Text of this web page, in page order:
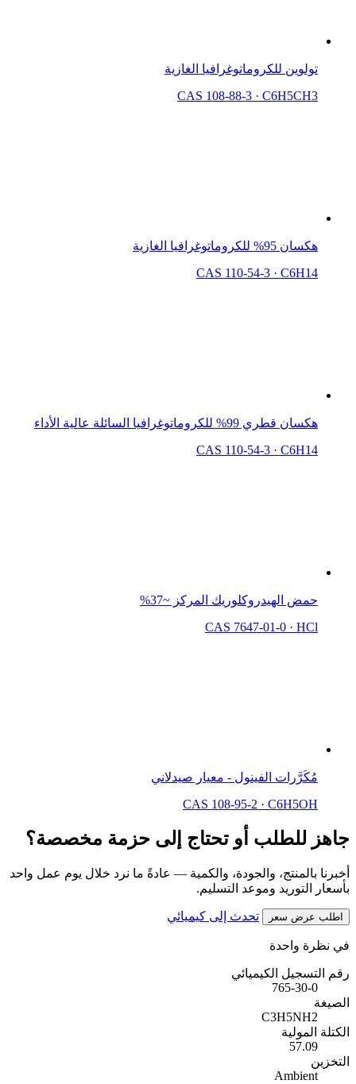
تولوين للكروماتوغرافيا الغازية
CAS 108-88-3 · C6H5CH3
هكسان 95% للكروماتوغرافيا الغازية
CAS 110-54-3 · C6H14
هكسان قطري 99% للكروماتوغرافيا السائلة عالية الأداء
CAS 110-54-3 · C6H14
حمض الهيدروكلوريك المركز ~37%
CAS 7647-01-0 · HCl
مُكَرَّرات الفينول - معيار صيدلاني
CAS 108-95-2 · C6H5OH
جاهز للطلب أو تحتاج إلى حزمة مخصصة؟
أخبرنا بالمنتج، والجودة، والكمية — عادةً ما نرد خلال يوم عمل واحد
بأسعار التوريد وموعد التسليم.
اطلب عرض سعر تحدث إلى كيميائي
في نظرة واحدة
رقم التسجيل الكيميائي
765-30-0
الصيغة
C3H5NH2
الكتلة المولية
57.09
التخزين
Ambient